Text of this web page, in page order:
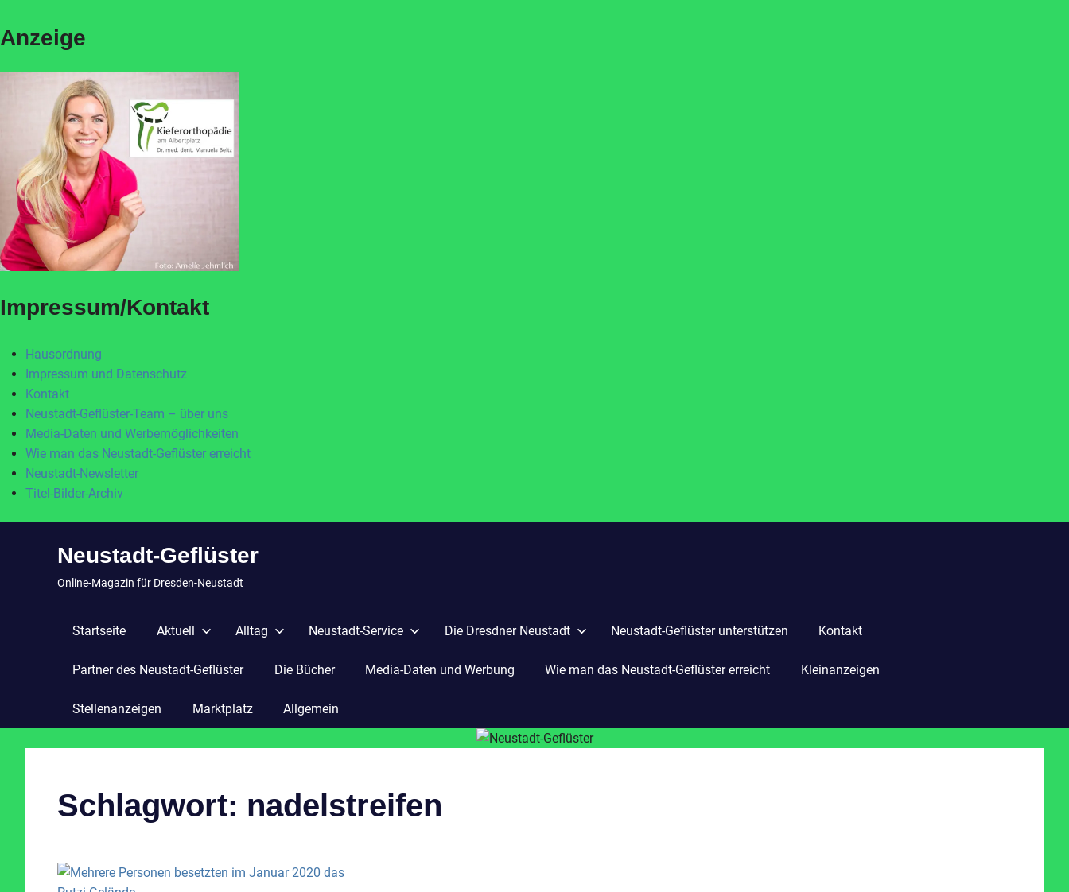
Anzeige
Impressum/Kontakt
Hausordnung
Impressum und Datenschutz
Kontakt
Neustadt-Geflüster-Team – über uns
Media-Daten und Werbemöglichkeiten
Wie man das Neustadt-Geflüster erreicht
Neustadt-Newsletter
Titel-Bilder-Archiv
Neustadt-Geflüster
Online-Magazin für Dresden-Neustadt
Startseite Aktuell Alltag Neustadt-Service Die Dresdner Neustadt Neustadt-Geflüster unterstützen Kontakt
Partner des Neustadt-Geflüster Die Bücher Media-Daten und Werbung Wie man das Neustadt-Geflüster erreicht Kleinanzeigen
Stellenanzeigen Marktplatz Allgemein
Schlagwort: nadelstreifen